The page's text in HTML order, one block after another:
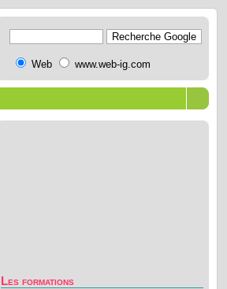
Web www.web-ig.com
Les formations